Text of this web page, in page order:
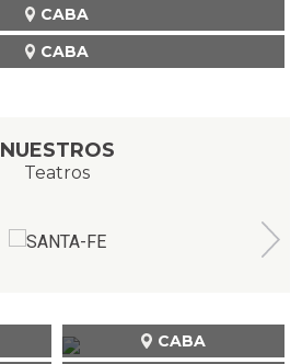
CABA
CABA
NUESTROS
Teatros
CABA